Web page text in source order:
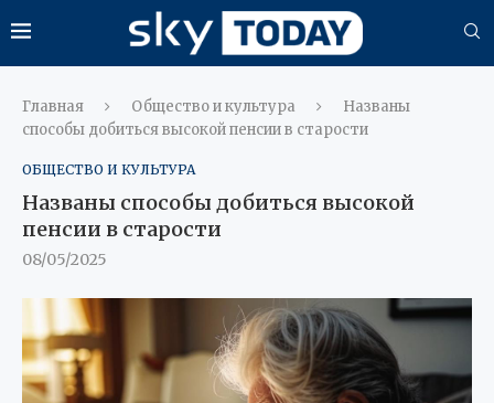
Главная Общество и культура
Названы
способы добиться высокой пенсии в старости
ОБЩЕСТВО И КУЛЬТУРА
Названы способы добиться высокой
пенсии в старости
08/05/2025